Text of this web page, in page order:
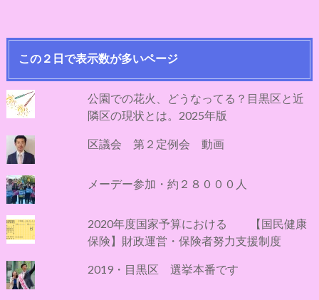
この２日で表示数が多いページ
公園での花火、どうなってる？目黒区と近
隣区の現状とは。2025年版
区議会 第２定例会 動画
メーデー参加・約２８０００人
2020年度国家予算における 【国民健康
保険】財政運営・保険者努力支援制度
2019・目黒区 選挙本番です